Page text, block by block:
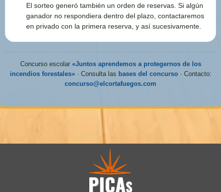
El sorteo generó también un orden de reservas. Si algún
ganador no respondiera dentro del plazo, contactaremos
en privado con la primera reserva, y así sucesivamente.
Concurso escolar «Juntos aprendemos a protegernos de los
incendios forestales»· Consulta las bases del concurso· Contacto:
concurso@elcortafuegos.com